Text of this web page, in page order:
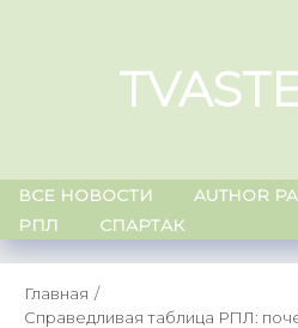
ВСЕ НОВОСТИ AUTHOR
РПЛ
СПАРТАК
Главная
Справедливая таблица РПЛ: